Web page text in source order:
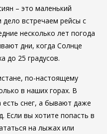
– это маленький
встречаем рейсы с
несколько лет погода
дни, когда Солнце
до 25 градусов.
по-настоящему
в наших горах. В
есть снег, а бывают даже
Если вы хотите попасть в
на лыжах или